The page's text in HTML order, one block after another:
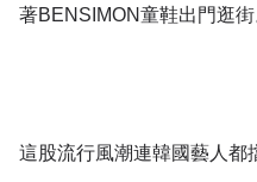
著BENSIMON童鞋出門逛街
這股流行風潮連韓國藝人都